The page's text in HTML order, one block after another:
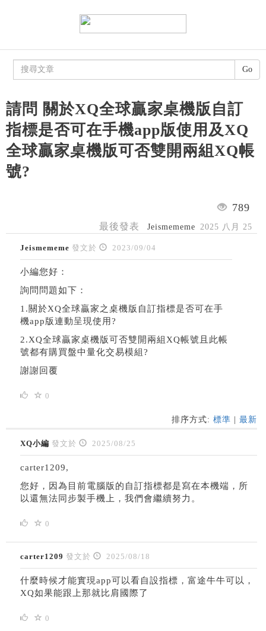
請問 關於XQ全球贏家桌機版自訂
指標是否可在手機app版使用及XQ
全球贏家桌機版可否雙開兩組XQ帳
號?
789
最後發表 Jeismememe 2025 八月 25
Jeismememe 發文於 2023/09/04
小編您好：
詢問問題如下：
1.關於XQ全球贏家之桌機版自訂指標是否可在手
機app版連動呈現使用?
2.XQ全球贏家桌機版可否雙開兩組XQ帳號且此帳
號都有購買盤中量化交易模組?
謝謝回覆
0
排序方式: 標準 最新
XQ小編 發文於 2025/08/25
carter1209,
您好，因為目前電腦版的自訂指標都是寫在本機端，所
以還無法同步製手機上，我們會繼續努力。
0
carter1209 發文於 2025/08/18
什麼時候才能實現app可以看自設指標，富途牛牛可以，
XQ如果能跟上那就比肩國際了
0
Go